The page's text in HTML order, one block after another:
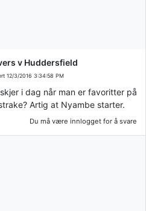
v Huddersfield
12/3/2016 3:34:58 PM
i dag når man er favoritter på
Artig at Nyambe starter.
Du må være innlogget for å svare